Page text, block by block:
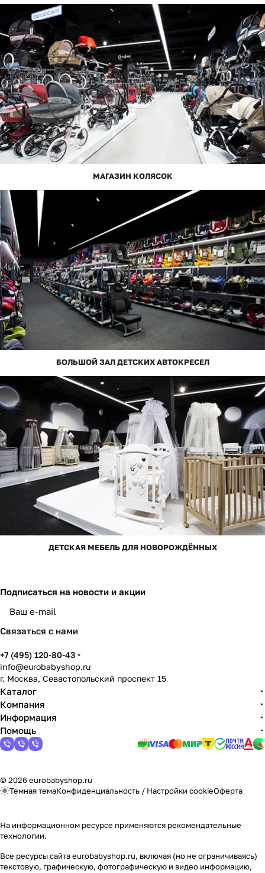
МАГАЗИН КОЛЯСОК
БОЛЬШОЙ ЗАЛ ДЕТСКИХ АВТОКРЕСЕЛ
ДЕТСКАЯ МЕБЕЛЬ ДЛЯ НОВОРОЖДЁННЫХ
Подписаться на новости и акции
Связаться с нами
+7 (495) 120-80-43
info@eurobabyshop.ru
г. Москва, Севастопольский проспект 15
Каталог
Компания
Информация
Помощь
© 2026 eurobabyshop.ru
Темная темаКонфиденциальность / Настройки cookieОферта
На информационном ресурсе применяются рекомендательные
технологии.
Все ресурсы сайта eurobabyshop.ru, включая (но не ограничиваясь)
текстовую, графическую, фотографическую и видео информацию,